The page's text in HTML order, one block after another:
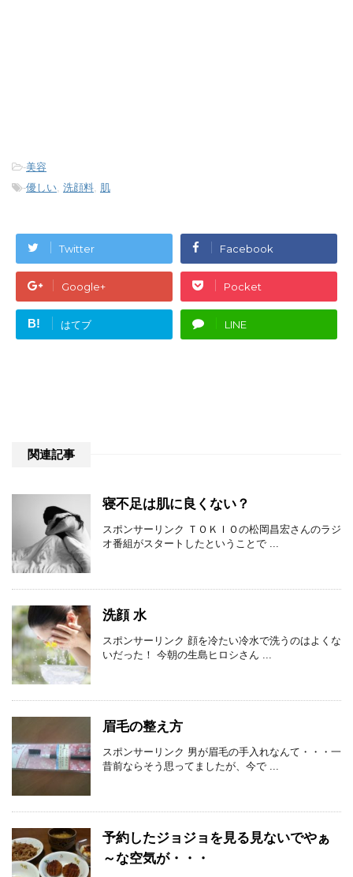
-美容
-優しい, 洗顔料, 肌
Twitter Facebook
Google+ Pocket
B! はてブ LINE
関連記事
寝不足は肌に良くない？
スポンサーリンク ＴＯＫＩＯの松岡昌宏さんのラジ
オ番組がスタートしたということで ...
洗顔 水
スポンサーリンク 顔を冷たい冷水で洗うのはよくな
いだった！ 今朝の生島ヒロシさん ...
眉毛の整え方
スポンサーリンク 男が眉毛の手入れなんて・・・一
昔前ならそう思ってましたが、今で ...
予約したジョジョを見る見ないでやぁ
～な空気が・・・